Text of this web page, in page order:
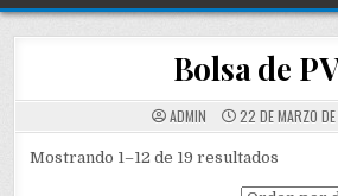
Bolsa de
ADMIN 22 DE MARZO
Mostrando 1–12 de 19 resultados